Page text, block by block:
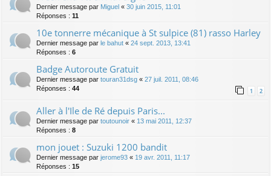
Dernier message par Miguel « 30 juin 2015, 11:01
Réponses : 11
10e tonnerre mécanique à St sulpice (81) rasso Harley
Dernier message par le bahut « 24 sept. 2013, 13:41
Réponses : 6
Badge Autoroute Gratuit
Dernier message par touran31dsg « 27 juil. 2011, 08:46
Réponses : 44 1 2
Aller à l'Ile de Ré depuis Paris...
Dernier message par toutounoir « 13 mai 2011, 12:37
Réponses : 8
mon jouet : Suzuki 1200 bandit
Dernier message par jerome93 « 19 avr. 2011, 11:17
Réponses : 15